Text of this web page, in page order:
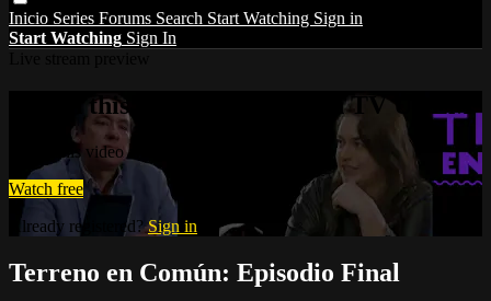
Inicio Series Forums Search Start Watching Sign in
Start Watching Sign In
Watch this video and more on TV UDEM
Watch this video and more on TV UDEM
Watch free
Already registered?Sign in
Terreno en Común: Episodio Final